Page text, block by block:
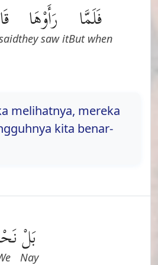
فَلَمَّا
But when
رَأَوْهَا
they saw it
melihatnya, mereka
kita benar-
بَلْ
Nay